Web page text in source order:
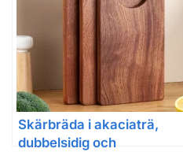
Skärbräda i akaciaträ,
dubbelsidig och